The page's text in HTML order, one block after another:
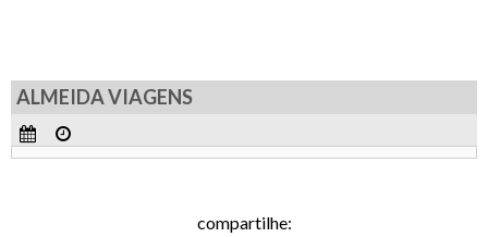
ALMEIDA VIAGENS
compartilhe: